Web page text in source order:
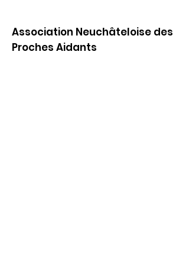
Association Neuchâteloise des
Proches Aidants